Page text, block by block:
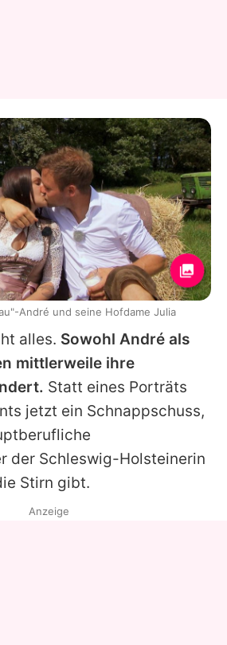
alles. Sowohl André als
mittlerweile ihre
Statt eines Porträts
jetzt ein Schnappschuss,
der Schleswig-Holsteinerin
Stirn gibt.
André und seine Hofdame Julia
Anzeige